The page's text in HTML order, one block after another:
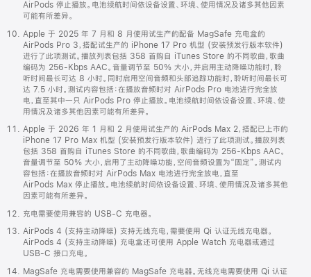
AirPods 停止播放。电池续航时间依设备设置、环境、使用情况及诸多其他因素
可能有所差异。
Apple 于 2025 年 7 月和 8 月使用试生产的配备 MagSafe 充电盒的
AirPods Pro 3，搭配试生产的 iPhone 17 Pro 机型 (安装预发行版本软件)
进行了此项测试。播放列表包括 358 首购自 iTunes Store 的不同歌曲，歌曲
编码为 256-Kbps AAC。音量调节至 50% 大小，并启用主动降噪功能时，聆
听时间最长可达 8 小时。同时启用空间音频和头部追踪功能时，聆听时间最长可
达 7.5 小时。测试内容包括：在播放音频时对 AirPods Pro 电池进行完全放
电，直至其中一只 AirPods Pro 停止播放。电池续航时间依设备设置、环境、使
用情况及诸多其他因素可能有所差异。
Apple 于 2026 年 1 月和 2 月使用试生产的 AirPods Max 2，搭配已上市的
iPhone 17 Pro Max 机型 (安装预发行版本软件) 进行了此项测试。播放列表
包括 358 首购自 iTunes Store 的不同歌曲，歌曲编码为 256-Kbps AAC。
音量调节至 50% 大小，启用了主动降噪功能，空间音频设置为“固定”。测试内
容包括：在播放音频时对 AirPods Max 电池进行完全放电，直至
AirPods Max 停止播放。电池续航时间依设备设置、环境、使用情况及诸多其他
因素可能有所差异。
充电需要使用兼容的 USB-C 充电器。
AirPods 4 (支持主动降噪) 支持无线充电，需要使用 Qi 认证无线充电器。
AirPods 4 (支持主动降噪) 充电盒还可使用 Apple Watch 充电器或通过
USB-C 接口充电。
MagSafe 充电需要使用兼容的 MagSafe 充电器。无线充电需要使用 Qi 认证